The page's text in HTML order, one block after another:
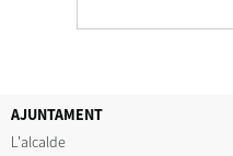
AJUNTAMENT
L'alcalde